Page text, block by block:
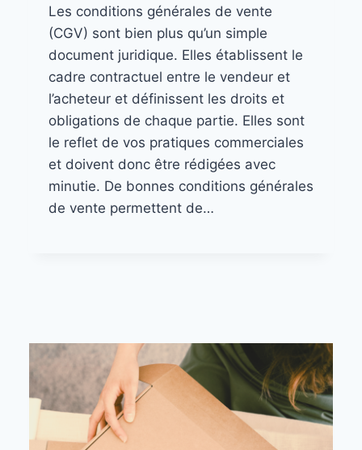
Les conditions générales de vente
(CGV) sont bien plus qu’un simple
document juridique. Elles établissent le
cadre contractuel entre le vendeur et
l’acheteur et définissent les droits et
obligations de chaque partie. Elles sont
le reflet de vos pratiques commerciales
et doivent donc être rédigées avec
minutie. De bonnes conditions générales
de vente permettent de…